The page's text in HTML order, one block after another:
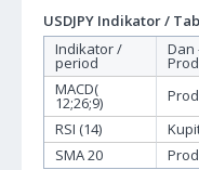
USDJPY Indikator /
Indikator /
period
Dan
MACD(
12;26;9)
RSI (14)
SMA 20